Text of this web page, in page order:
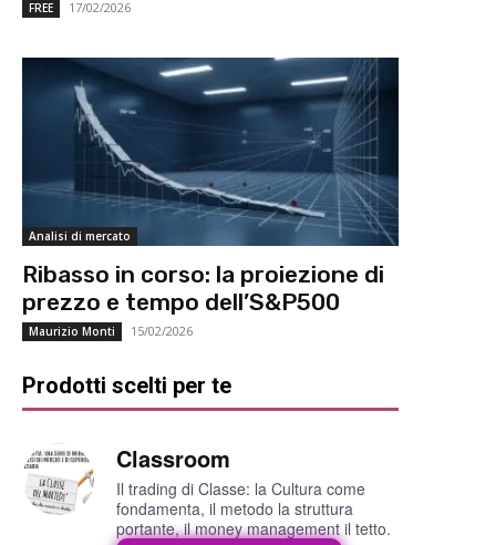
FREE 17/02/2026
Analisi di mercato
Ribasso in corso: la proiezione di
prezzo e tempo dell’S&P500
Maurizio Monti 15/02/2026
Prodotti scelti per te
Classroom
Il trading di Classe: la Cultura come
fondamenta, il metodo la struttura
portante, il money management il tetto.